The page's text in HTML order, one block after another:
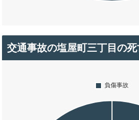
交通事故の塩屋町三丁目の